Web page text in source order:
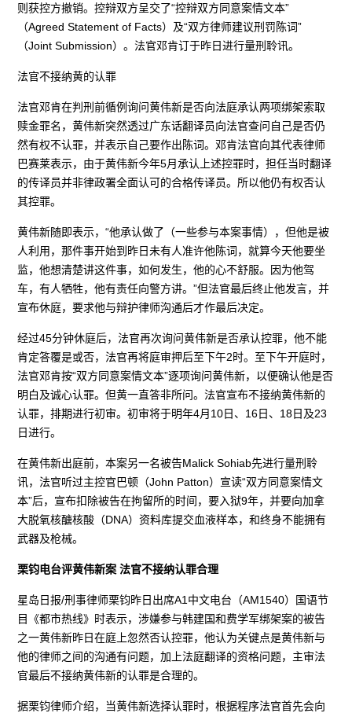
则获控方撤销。控辩双方呈交了“控辩双方同意案情文本”
（Agreed Statement of Facts）及“双方律师建议刑罚陈词”
（Joint Submission）。法官邓肯订于昨日进行量刑聆讯。
法官不接纳黄的认罪
法官邓肯在判刑前循例询问黄伟新是否向法庭承认两项绑架索取
赎金罪名，黄伟新突然透过广东话翻译员向法官查问自己是否仍
然有权不认罪，并表示自己要作出陈词。邓肯法官向其代表律师
巴赛莱表示，由于黄伟新今年5月承认上述控罪时，担任当时翻译
的传译员并非律政署全面认可的合格传译员。所以他仍有权否认
其控罪。
黄伟新随即表示，“他承认做了（一些参与本案事情），但他是被
人利用，那件事开始到昨日未有人准许他陈词，就算今天他要坐
监，他想清楚讲这件事，如何发生，他的心不舒服。因为他驾
车，有人牺牲，他有责任向警方讲。”但法官最后终止他发言，并
宣布休庭，要求他与辩护律师沟通后才作最后决定。
经过45分钟休庭后，法官再次询问黄伟新是否承认控罪，他不能
肯定答覆是或否，法官再将庭审押后至下午2时。至下午开庭时，
法官邓肯按“双方同意案情文本”逐项询问黄伟新，以便确认他是否
明白及诚心认罪。但黄一直答非所问。法官宣布不接纳黄伟新的
认罪，排期进行初审。初审将于明年4月10日、16日、18日及23
日进行。
在黄伟新出庭前，本案另一名被告Malick Sohiab先进行量刑聆
讯，法官听过主控官巴顿（John Patton）宣读“双方同意案情文
本”后，宣布扣除被告在拘留所的时间，要入狱9年，并要向加拿
大脱氧核醣核酸（DNA）资料库提交血液样本，和终身不能拥有
武器及枪械。
栗钧电台评黄伟新案 法官不接纳认罪合理
星岛日报/刑事律师栗钧昨日出席A1中文电台（AM1540）国语节
目《都市热线》时表示，涉嫌参与韩建国和费学军绑架案的被告
之一黄伟新昨日在庭上忽然否认控罪，他认为关键点是黄伟新与
他的律师之间的沟通有问题，加上法庭翻译的资格问题，主审法
官最后不接纳黄伟新的认罪是合理的。
据栗钧律师介绍，当黄伟新选择认罪时，根据程序法官首先会向